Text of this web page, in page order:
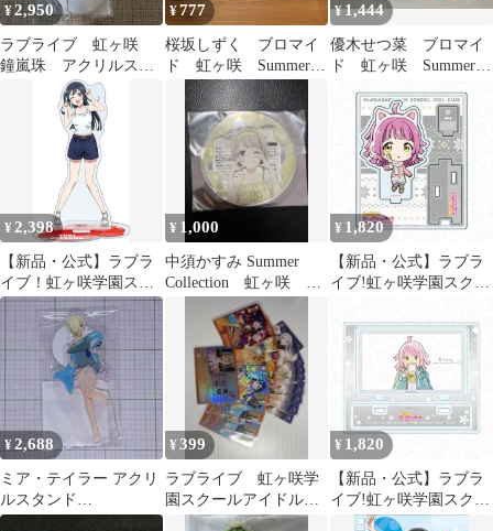
¥2,950
ラブライブ 虹ヶ咲
鐘嵐珠 アクリルスタ
ンド SummerCollection
¥777
桜坂しずく ブロマイ
ド 虹ヶ咲 Summer
Collection 購入特典
¥1,444
優木せつ菜 ブロマイ
ド 虹ヶ咲 Summer
¥ 2,398
【新品・公式】ラブラ
イブ！虹ヶ咲学園スク
ールアイドル同好会 ア
クリルスタンド／優木
せつ菜 公式グッズ
¥ 1,000
中須かすみ Summer
Collection 虹ヶ咲 ラ
ブライブ コースター
¥ 1,820
【新品・公式】ラブラ
イブ!虹ヶ咲学園スクー
リルスタンド 天王寺璃
奈 アウトドア デフォル
メ ver 公式グッズ
colleize コレイズ
¥2,688
ミア・テイラー アクリ
ルスタンド
SummerCollection
¥399
ラブライブ 虹ヶ咲学
園スクールアイドル同
好会
¥ 1,820
【新品・公式】ラブラ
イブ!虹ヶ咲学園スクー
ルアイドル同好会 アク